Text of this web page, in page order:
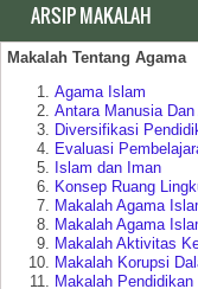
ARSIP MAKALAH
Makalah Tentang Agama
Agama Islam
Antara Manusia Dan
Diversifikasi
Evaluasi
Islam dan Iman
Konsep Ruang
Makalah Agama
Makalah Agama
Makalah Aktivitas
Makalah Korupsi
Makalah